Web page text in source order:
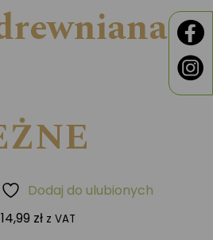
14,99 zł z VAT
Dodaj do ulubionych